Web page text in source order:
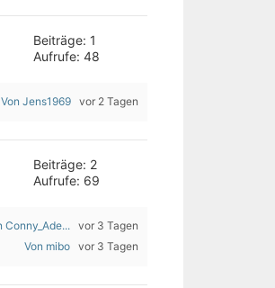
Beiträge: 1
Aufrufe: 48
Von Jens1969 vor 2 Tagen
Beiträge: 2
Aufrufe: 69
Conny_Ade... vor 3 Tagen
Von mibo vor 3 Tagen